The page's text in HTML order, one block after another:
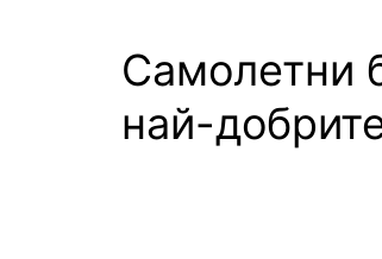
Самолетни
най-